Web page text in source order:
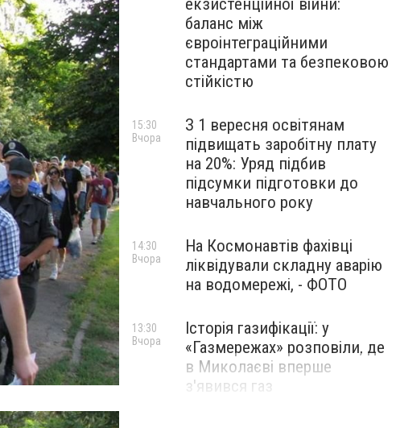
екзистенційної війни:
баланс між
євроінтеграційними
стандартами та безпековою
стійкістю
З 1 вересня освітянам
підвищать заробітну плату
на 20%: Уряд підбив
підсумки підготовки до
навчального року
15:30
Вчора
На Космонавтів фахівці
ліквідували складну аварію
на водомережі, - ФОТО
14:30
Вчора
Історія газифікації: у
«Газмережах» розповіли, де
в Миколаєві вперше
з'явився газ
13:30
Вчора